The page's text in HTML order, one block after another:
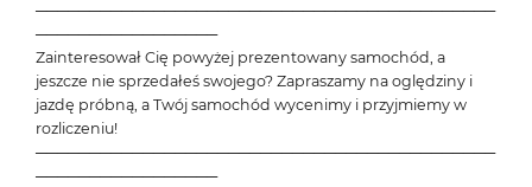
───────────────────────────────────────────
─────────────────
Zainteresował Cię powyżej prezentowany samochód, a
jeszcze nie sprzedałeś swojego? Zapraszamy na oględziny i
jazdę próbną, a Twój samochód wycenimy i przyjmiemy w
rozliczeniu!
───────────────────────────────────────────
─────────────────